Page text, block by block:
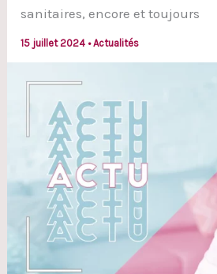
sanitaires, encore et toujours
15 juillet 2024 •Actualités